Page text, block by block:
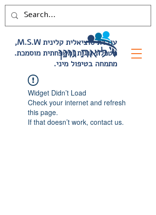
,M.S.W עובדת סוציאלית קלינית
.מטפלת זוגית ומשפחתית מוסמכת
.מתמחה בטיפול מיני
Widget Didn’t Load
Check your internet and refresh
this page.
If that doesn’t work, contact us.